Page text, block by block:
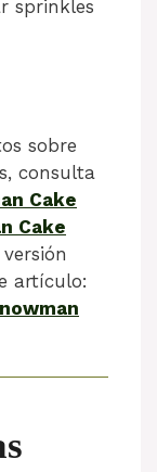
sprinkles
sobre
consulta
Cake
Cake
artículo: